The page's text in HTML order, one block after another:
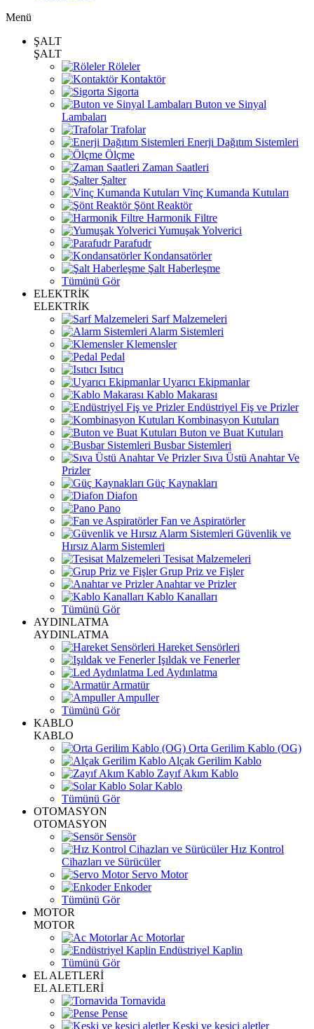
Menü
ŞALT
ŞALT
Röleler
Kontaktör
Sigorta
Buton ve Sinyal
Lambaları
Trafolar
Enerji Dağıtım Sistemleri
Ölçme
Zaman Saatleri
Şalter
Vinç Kumanda Kutuları
Şönt Reaktör
Harmonik Filtre
Yumuşak Yolverici
Parafudr
Kondansatörler
Şalt Haberleşme
Tümünü Gör
ELEKTRİK
ELEKTRİK
Sarf Malzemeleri
Alarm Sistemleri
Klemensler
Pedal
Isıtıcı
Uyarıcı Ekipmanlar
Kablo Makarası
Endüstriyel Fiş ve Prizler
Kombinasyon Kutuları
Buton ve Buat Kutuları
Busbar Sistemleri
Sıva Üstü Anahtar Ve
Prizler
Güç Kaynakları
Diafon
Pano
Fan ve Aspiratörler
Güvenlik ve
Hırsız Alarm Sistemleri
Tesisat Malzemeleri
Grup Priz ve Fişler
Anahtar ve Prizler
Kablo Kanalları
Tümünü Gör
AYDINLATMA
AYDINLATMA
Hareket Sensörleri
Işıldak ve Fenerler
Led Aydınlatma
Armatür
Ampuller
Tümünü Gör
KABLO
KABLO
Orta Gerilim Kablo (OG)
Alçak Gerilim Kablo
Zayıf Akım Kablo
Solar Kablo
Tümünü Gör
OTOMASYON
OTOMASYON
Sensör
Hız Kontrol
Cihazları ve Sürücüler
Servo Motor
Enkoder
Tümünü Gör
MOTOR
MOTOR
Ac Motorlar
Endüstriyel Kaplin
Tümünü Gör
EL ALETLERİ
EL ALETLERİ
Tornavida
Pense
Keski ve kesici aletler